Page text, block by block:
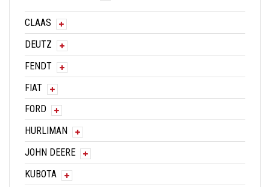
CLAAS
DEUTZ
FENDT
FIAT
FORD
HURLIMAN
JOHN DEERE
KUBOTA